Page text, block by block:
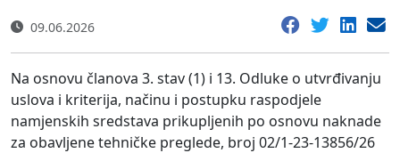
09.06.2026
Na osnovu članova 3. stav (1) i 13. Odluke o utvrđivanju
uslova i kriterija, načinu i postupku raspodjele
namjenskih sredstava prikupljenih po osnovu naknade
za obavljene tehničke preglede, broj 02/1-23-13856/26